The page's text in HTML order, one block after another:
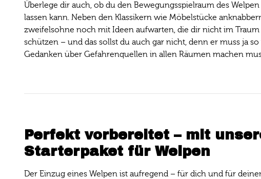
Überlege dir auch, ob du den Bewegungsspielraum des
lassen kann. Neben den Klassikern wie Möbelstücke
zweifelsohne noch mit Ideen aufwarten, die dir nicht im
schützen – und das sollst du auch gar nicht, denn er muss ja
Gedanken über Gefahrenquellen in allen Räumen machen
Perfekt vorbereitet – mit
Starterpaket für Welpen
Der Einzug eines Welpen ist aufregend – für dich und für